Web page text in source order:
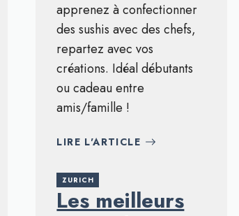
apprenez à confectionner
des sushis avec des chefs,
repartez avec vos
créations. Idéal débutants
ou cadeau entre
amis/famille !
LIRE L'ARTICLE
ZURICH
Les meilleurs